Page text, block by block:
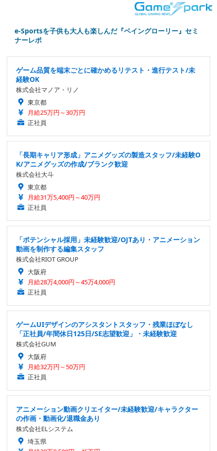
e-Sportsを子供も大人も楽しんだ『ベイングローリー』セミ
ナーレポ
ゲーム品質を端末ごとに確かめるリテスト・進行テスト/未
経験OK
株式会社マノア・リノ
東京都
月給25万円～30万円
正社員
「長期キャリア形成」アニメグッズの製造スタッフ/未経験O
K/アニメグッズの作成/ブランク歓迎
株式会社大斗
東京都
月給31万5,400円～40万円
正社員
「ポテンシャル採用」未経験歓迎/OJTあり・アニメーション
動画を制作する編集スタッフ
株式会社RIOT GROUP
大阪府
月給28万4,000円～45万4,000円
正社員
ゲームUIデザインのアシスタントスタッフ・残業ほぼなし
「正社員/年間休日125日/SE志望歓迎」・未経験歓迎
株式会社GUM
大阪府
月給32万円～50万円
正社員
アニメーション動画クリエイター/未経験歓迎/キャラクター
の作画・動画化/退職金あり
株式会社ELシステム
埼玉県